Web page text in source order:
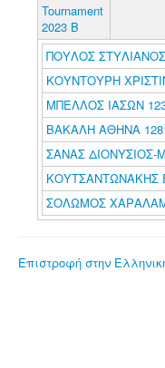
Tournament
2023 B
ΠΟΥΛΟΣ ΣΤΥΛΙΑΝΟΣ
ΚΟΥΝΤΟΥΡΗ
ΜΠΕΛΛΟΣ ΙΑΣΩΝ
ΒΑΚΑΛΗ ΑΘΗΝΑ
ΣΑΝΑΣ ΔΙΟΝΥΣΙΟΣ-
ΚΟΥΤΣΑΝΤΩΝΑΚΗΣ
ΣΟΛΩΜΟΣ
Επιστροφή στην